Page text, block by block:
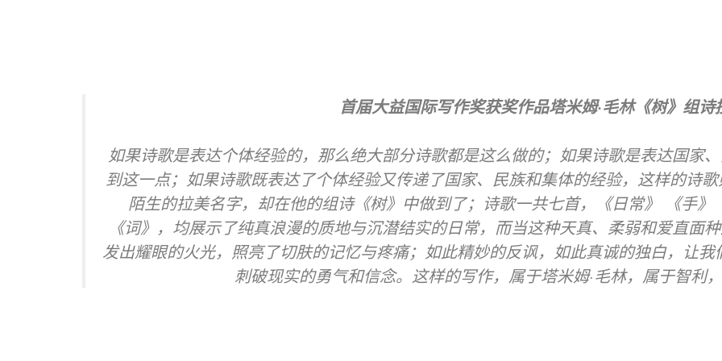
首届大益国际写作奖获奖作品塔米姆·毛林《树》组诗
如果诗歌是表达个体经验的，那么绝大部分诗歌都是这么做的；如果诗歌是表达国家
到这一点；如果诗歌既表达了个体经验又传递了国家、民族和集体的经验，这样的诗
陌生的拉美名字，却在他的组诗《树》中做到了；诗歌一共七首，《日常》 《手
《词》，均展示了纯真浪漫的质地与沉潜结实的日常，而当这种天真、柔弱和爱直面
发出耀眼的火光，照亮了切肤的记忆与疼痛；如此精妙的反讽，如此真诚的独白，让我
刺破现实的勇气和信念。这样的写作，属于塔米姆·毛林，属于智利